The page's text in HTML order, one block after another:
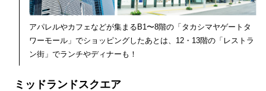
アパレルやカフェなどが集まるB1〜8階の「タカシマヤゲートタ
ワーモール」でショッピングしたあとは、12・13階の「レストラ
ン街」でランチやディナーも！
ミッドランドスクエア